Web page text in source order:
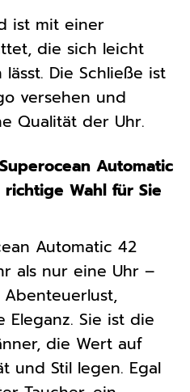
ist mit einer
die sich leicht
Die Schließe ist
versehen und
Qualität der Uhr.
Automatic
richtige Wahl für Sie
Automatic 42
als nur eine Uhr –
Eleganz. Sie ist die
die Wert auf
und Stil legen. Egal